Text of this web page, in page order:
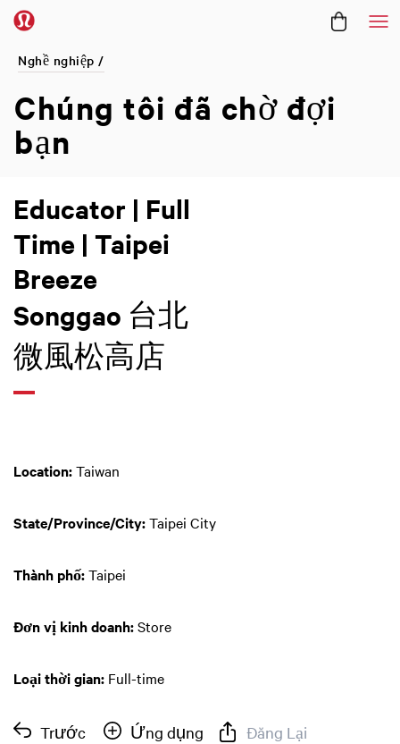
Nghề nghiệp /
Chúng tôi đã chờ đợi
bạn
Educator | Full
Time | Taipei
Breeze
Songgao 台北
微風松高店
Location:Taiwan
State/Province/City:Taipei City
Thành phố:Taipei
Đơn vị kinh doanh:Store
Loại thời gian: Full-time
Trước Ứng dụng Đăng Lại